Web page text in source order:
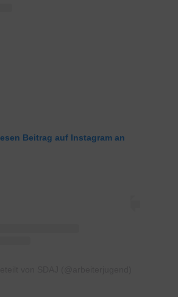
Beitrag auf Instagram an